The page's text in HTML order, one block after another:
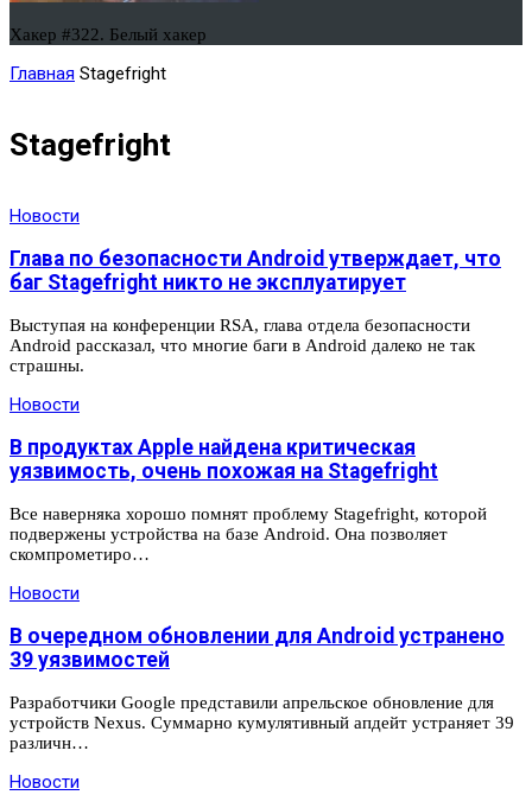
Хакер #322. Белый хакер
Главная Stagefright
Stagefright
Новости
Глава по безопасности Android утверждает, что
баг Stagefright никто не эксплуатирует
Выступая на конференции RSA, глава отдела безопасности
Android рассказал, что многие баги в Android далеко не так
страшны.
Новости
В продуктах Apple найдена критическая
уязвимость, очень похожая на Stagefright
Все наверняка хорошо помнят проблему Stagefright, которой
подвержены устройства на базе Android. Она позволяет
скомпрометиро…
Новости
В очередном обновлении для Android устранено
39 уязвимостей
Разработчики Google представили апрельское обновление для
устройств Nexus. Суммарно кумулятивный апдейт устраняет 39
различн…
Новости